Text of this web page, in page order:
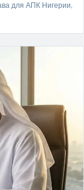
для АПК Нигерии,